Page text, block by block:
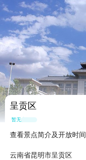
呈贡区
暂无点评
查看景点简介及开放时间
云南省昆明市呈贡区
